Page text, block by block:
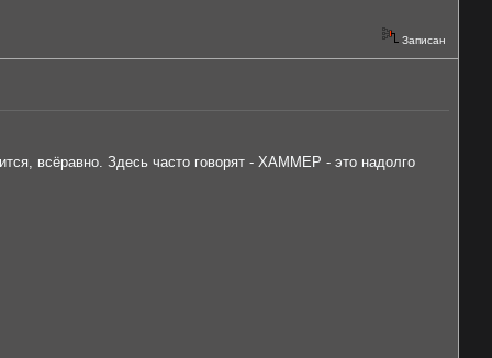
Записан
всёравно. Здесь часто говорят - ХАММЕР - это надолго